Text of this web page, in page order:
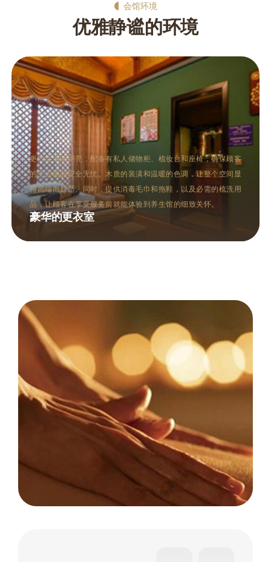
会馆环境
优雅静谧的环境
桑拿区通常包括干蒸和湿蒸两种桑拿房，设计现代而不失格调。
干蒸房以柔和的灯光和加热的石板为特色，让人在高温中体验深
层的出汗与放松。湿蒸房则通过蒸汽的温润，帮助打开毛孔，促
进血液循环。两种桑拿方式均有助于排毒养颜，满足不同顾客的
多功能的桑拿区